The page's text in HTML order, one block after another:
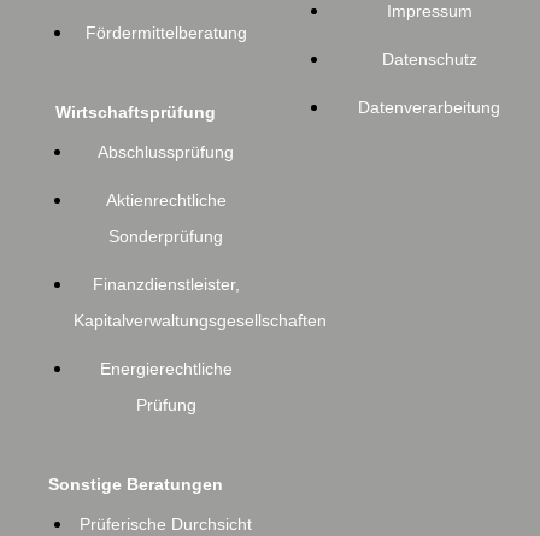
Fördermittelberatung
Wirtschaftsprüfung
Abschlussprüfung
Aktienrechtliche
Sonderprüfung
Finanzdienstleister,
Kapitalverwaltungsgesellschaften
Energierechtliche
Prüfung
Sonstige Beratungen
Prüferische Durchsicht
Impressum
Datenschutz
Datenverarbeitung